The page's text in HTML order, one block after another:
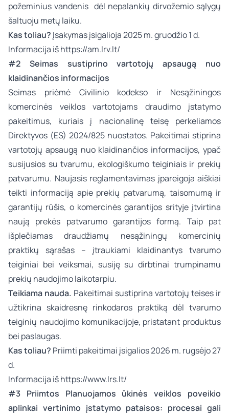
požeminius vandenis dėl nepalankių dirvožemio sąlygų
šaltuoju metų laiku.
Kas toliau? Įsakymas įsigalioja 2025 m. gruodžio 1 d.
Informacija išhttps://am.lrv.lt/
#2 Seimas sustiprino vartotojų apsaugą nuo
klaidinančios informacijos
Seimas priėmė Civilinio kodekso ir Nesąžiningos
komercinės veiklos vartotojams draudimo įstatymo
pakeitimus, kuriais į nacionalinę teisę perkeliamos
Direktyvos (ES) 2024/825 nuostatos. Pakeitimai stiprina
vartotojų apsaugą nuo klaidinančios informacijos, ypač
susijusios su tvarumu, ekologiškumo teiginiais ir prekių
patvarumu. Naujasis reglamentavimas įpareigoja aiškiai
teikti informaciją apie prekių patvarumą, taisomumą ir
garantijų rūšis, o komercinės garantijos srityje įtvirtina
naują prekės patvarumo garantijos formą. Taip pat
išplečiamas draudžiamų nesąžiningų komercinių
praktikų sąrašas – įtraukiami klaidinantys tvarumo
teiginiai bei veiksmai, susiję su dirbtinai trumpinamu
prekių naudojimo laikotarpiu.
Teikiama nauda. Pakeitimai sustiprina vartotojų teises ir
užtikrina skaidresnę rinkodaros praktiką dėl tvarumo
teiginių naudojimo komunikacijoje, pristatant produktus
bei paslaugas.
Kas toliau? Priimti pakeitimai įsigalios 2026 m. rugsėjo 27
d.
Informacija išhttps://www.lrs.lt/
#3 Priimtos Planuojamos ūkinės veiklos poveikio
aplinkai vertinimo įstatymo pataisos: procesai gali